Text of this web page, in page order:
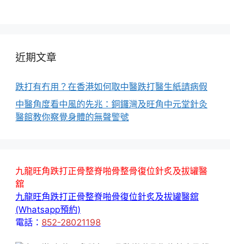
近期文章
跌打有冇用？在香港如何取中醫跌打醫生紙請病假
中醫角度看中風的先兆：銅鑼灣及旺角中元堂針灸
醫館教你察覺身體的無聲警號
九龍旺角跌打正骨整脊啪骨整骨復位針炙及拔罐醫
舘
九龍旺角跌打正骨整脊啪骨復位針炙及拔罐醫舘
(Whatsapp預約)
電話： 852-28021198